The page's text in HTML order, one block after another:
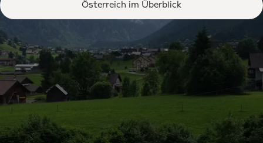
Österreich im Überblick